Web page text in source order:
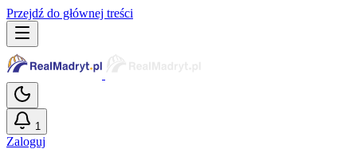
Przejdź do głównej treści
1
Zaloguj